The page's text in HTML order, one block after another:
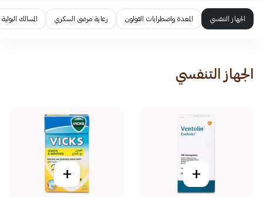
الجهاز التنفسي المعدة واضطرابات القولون رعاية مرضى السكري المسالك البولية
الجهاز التنفسي
+
+